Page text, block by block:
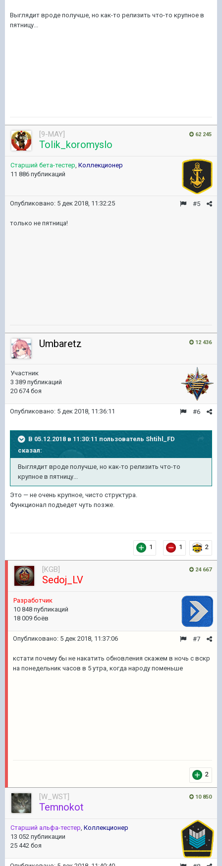
Выглядит вроде получше, но как-то релизить что-то крупное в
пятницу...
62 245
[9-MAY]
Tolik_koromyslo
Старший бета-тестер, Коллекционер
11 886 публикаций
#5
Опубликовано: 5 дек 2018, 11:32:25
только не пятница!
12 436
Umbaretz
Участник
3 389 публикаций
20 674 боя
#6
Опубликовано: 5 дек 2018, 11:36:11
В 05.12.2018 в 11:30:11 пользователь Shtihl_FD
сказал:
Выглядит вроде получше, но как-то релизить что-то
крупное в пятницу...
Это — не очень крупное, чисто структура.
Функционал подъедет чуть позже.
1 1 2
24 667
[KGB]
Sedoj_LV
Pазработчик
10 848 публикаций
18 009 боёв
#7
Опубликовано: 5 дек 2018, 11:37:06
кстати почему бы не накатить обновления скажем в ночь с вскр
на понедельник часов в 5 утра, когда народу поменьше
2
10 850
[W_WST]
Temnokot
Старший альфа-тестер, Коллекционер
13 052 публикации
25 442 боя